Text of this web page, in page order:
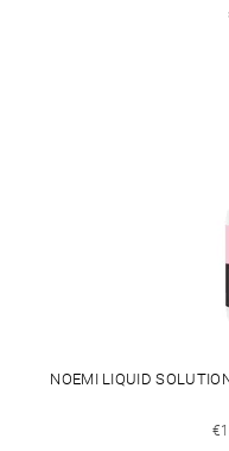
NOEMI LIQUID